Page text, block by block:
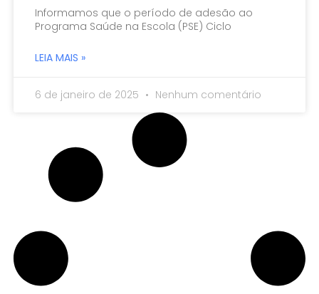
Informamos que o período de adesão ao
Programa Saúde na Escola (PSE) Ciclo
LEIA MAIS »
6 de janeiro de 2025 Nenhum comentário